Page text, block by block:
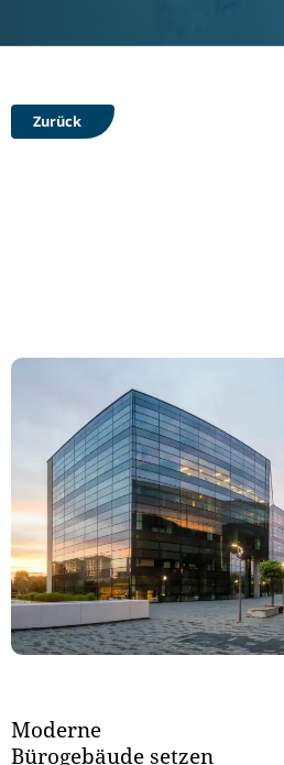
Zurück
Moderne
Bürogebäude setzen